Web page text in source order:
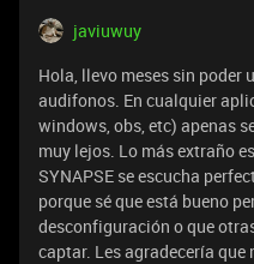
javiuwuy
Hola, llevo meses sin
audifonos. En cualquier
windows, obs, etc) apenas
muy lejos. Lo más extraño
SYNAPSE se escucha
porque sé que está bueno
desconfiguración o que
captar. Les agradecería